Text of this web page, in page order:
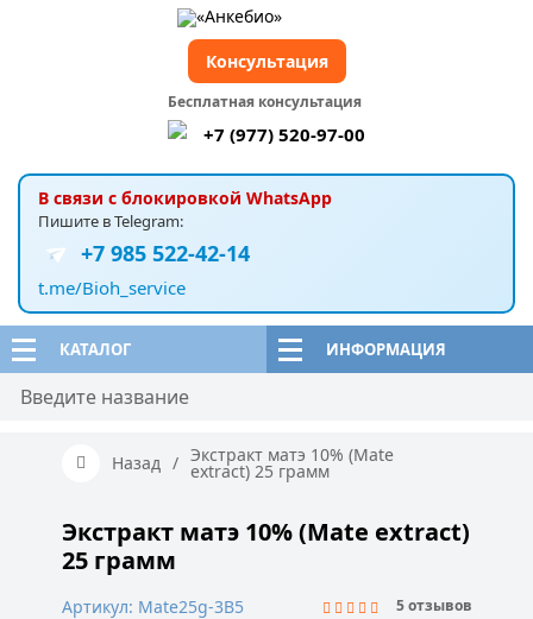
КАТАЛОГ ИНФОРМАЦИЯ
В связи с блокировкой WhatsApp
Пишите в Telegram:
+7 985 522-42-14
t.me/Bioh_service
Бесплатная консультация
+7 (977) 520-97-00
Консультация
Назад / Экстракт матэ 10% (Mate
extract) 25 грамм
Экстракт матэ 10% (Mate extract)
25 грамм
Артикул: Mate25g-3B5 5 отзывов